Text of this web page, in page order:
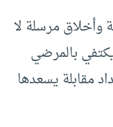
مرسلة لا
بالمرضي
مقابلة يسعدها